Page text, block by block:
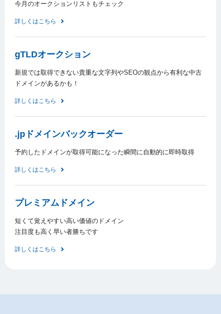
今月のオークションリストもチェック
詳しくはこちら
gTLDオークション
新規では取得できない貴重な文字列やSEOの観点から有利な中古
ドメインがあるかも！
詳しくはこちら
.jpドメインバックオーダー
予約したドメインが取得可能になった瞬間に自動的に即時取得
詳しくはこちら
プレミアムドメイン
短くて覚えやすい高い価値のドメイン
注目度も高く早い者勝ちです
詳しくはこちら